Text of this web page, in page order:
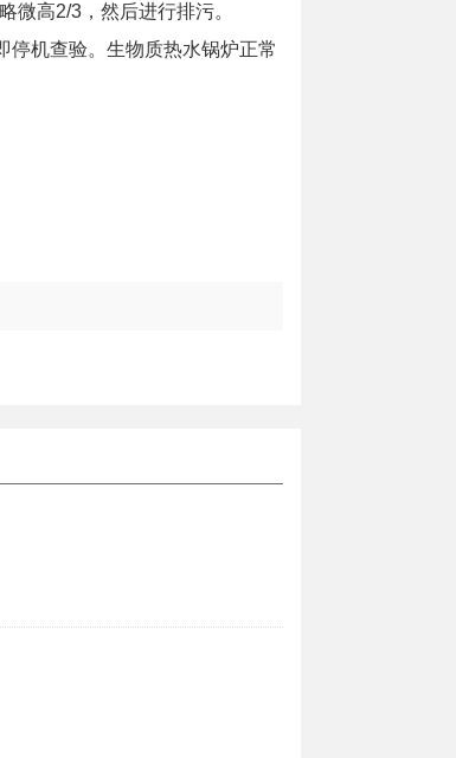
微高2/3，然后进行排污。
停机查验。生物质热水锅炉正常